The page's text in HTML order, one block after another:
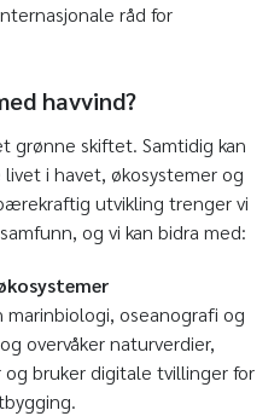
råd for
havvind?
grønne skiftet. Samtidig kan
i havet, økosystemer og
utvikling trenger vi
og vi kan bidra med:
marinbiologi, oseanografi og
overvåker naturverdier,
bruker digitale tvillinger for